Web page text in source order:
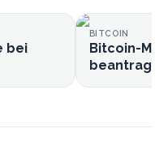
bei
BITCOIN
Bitcoin-
beantragt